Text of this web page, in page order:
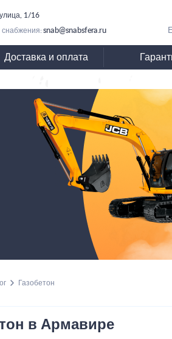
1/16
snab@snabsfera.ru
Доставка и оплата
Газобетон
в Армавире